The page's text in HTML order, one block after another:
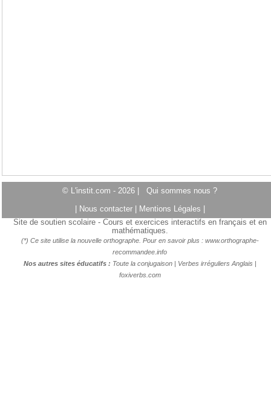
© L'instit.com - 2026 | Qui sommes nous ?
Nous contacter Mentions Légales
Site de soutien scolaire - Cours et exercices interactifs en français et en
mathématiques.
(*) Ce site utilise la nouvelle orthographe. Pour en savoir plus : www.orthographe-
recommandee.info
Nos autres sites éducatifs : Toute la conjugaison| Verbes irréguliers Anglais |
foxiverbs.com